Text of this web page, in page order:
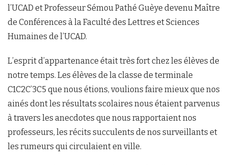
l’UCAD et Professeur Sémou Pathé Guèye devenu Maître
de Conférences à la Faculté des Lettres et Sciences
Humaines de l’UCAD.
L’esprit d’appartenance était très fort chez les élèves de
notre temps. Les élèves de la classe de terminale
C1C2C’3C5 que nous étions, voulions faire mieux que nos
ainés dont les résultats scolaires nous étaient parvenus
à travers les anecdotes que nous rapportaient nos
professeurs, les récits succulents de nos surveillants et
les rumeurs qui circulaient en ville.